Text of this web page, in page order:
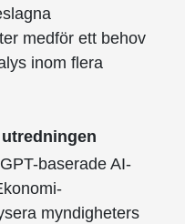
medför ett behov
inom flera
baserade AI-
myndigheters